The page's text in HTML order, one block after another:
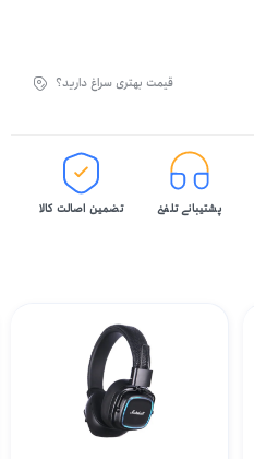
قیمت بهتری سراغ دارید؟
پشتیبانی تلفنی تضمین اصالت کالا